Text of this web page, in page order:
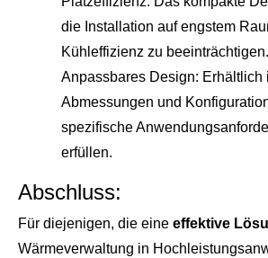
die Installation auf engstem
Kühleffizienz zu beeinträchtigen.
Anpassbares Design: Erhältlich
Abmessungen und
spezifische
erfüllen.
Abschluss:
Für diejenigen, die eine effektive
Wärmeverwaltung in